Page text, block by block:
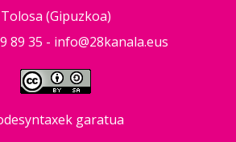
Tolosa (Gipuzkoa)
89 35 - info@28kanala.eus
garatua